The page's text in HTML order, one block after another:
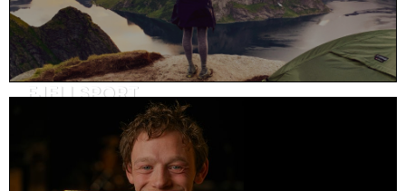
FJELLSPORT
SoMe-innhold, sport